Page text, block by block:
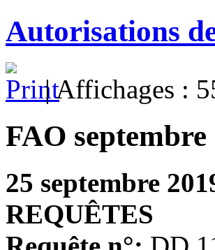
Autorisations
| Affichages :
FAO septembre
25 septembre
REQUÊTES